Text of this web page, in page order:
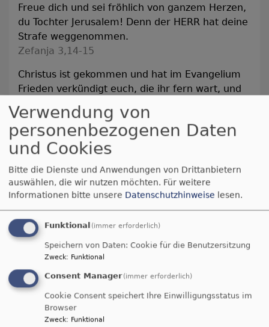
Freue dich und sei fröhlich von ganzem Herzen,
du Tochter Jerusalem! Denn der HERR hat deine
Strafe weggenommen.
Zefanja 3,14-15
Christus ist gekommen und hat im Evangelium
Frieden verkündigt euch, die ihr fern wart, und
Frieden denen, die nahe waren.
Epheser 2,17
© Evangelische Brüder-Unität –
Weitere Informationen finden Sie
Mo, 3.8. - Fr, 14.8.
Hygge Adventures (nur noch Warteliste)
Lennard-Mike Bach, Simon Weigel, Malin Thumerer
Idestrup
Gruppenhaus SILDESTRUPLEJREN
Verwendung von
personenbezogenen Daten
und Cookies
Bitte die Dienste und Anwendungen von Drittanbietern
auswählen, die wir nutzen möchten. Für weitere
Informationen bitte unsere Datenschutzhinweise lesen.
Funktional (immer erforderlich)
Speichern von Daten: Cookie für die Benutzersitzung
Zweck: Funktional
Consent Manager (immer erforderlich)
Cookie Consent speichert Ihre Einwilligungsstatus im
Browser
Zweck: Funktional